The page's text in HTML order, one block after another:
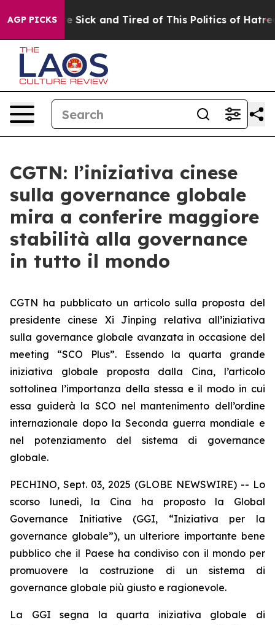
AGP PICKSAre Sick and Tired of This Politics of Hatred”
CGTN: l’iniziativa cinese
sulla governance globale
mira a conferire maggiore
stabilità alla governance
in tutto il mondo
CGTN ha pubblicato un articolo sulla proposta del
presidente cinese Xi Jinping relativa all’iniziativa
sulla governance globale avanzata in occasione del
meeting “SCO Plus”. Essendo la quarta grande
iniziativa globale proposta dalla Cina, l’articolo
sottolinea l’importanza della stessa e il modo in cui
essa guiderà la SCO nel mantenimento dell’ordine
internazionale dopo la Seconda guerra mondiale e
nel potenziamento del sistema di governance
globale.
PECHINO, Sept. 03, 2025 (GLOBE NEWSWIRE) -- Lo
scorso lunedì, la Cina ha proposto la Global
Governance Initiative (GGI, “Iniziativa per la
governance globale”), un ulteriore importante bene
pubblico che il Paese ha condiviso con il mondo per
promuovere la costruzione di un sistema di
governance globale più giusto e ragionevole.
La GGI segna la quarta iniziativa globale di